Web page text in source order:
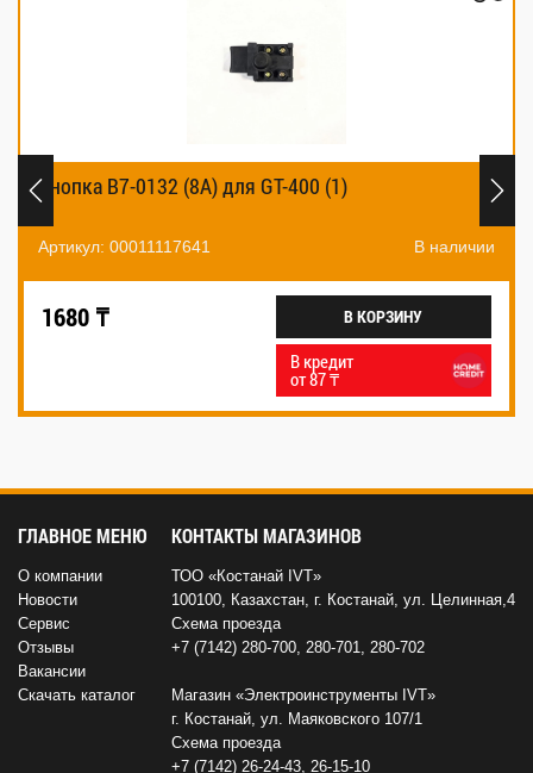
Кнопка В7-0132 (8А) для GT-400 (1)
Артикул: 00011117641 В наличии
1680 ₸ В КОРЗИНУ
В кредит
от 87 ₸
ГЛАВНОЕ МЕНЮ
О компании
Новости
Сервис
Отзывы
Вакансии
Скачать каталог
КОНТАКТЫ МАГАЗИНОВ
ТОО «Костанай IVT»
100100, Казахстан, г. Костанай, ул. Целинная,4
Схема проезда
+7 (7142) 280-700, 280-701, 280-702
Магазин «Электроинструменты IVT»
г. Костанай, ул. Маяковского 107/1
Схема проезда
+7 (7142) 26-24-43, 26-15-10